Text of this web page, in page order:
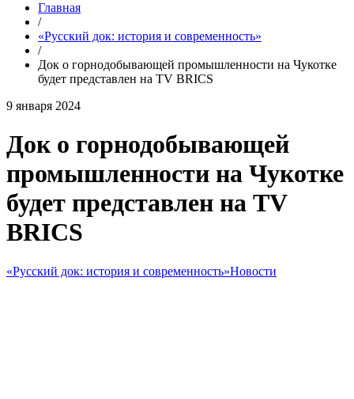
Главная
/
«Русский док: история и современность»
/
Док о горнодобывающей промышленности на Чукотке
будет представлен на TV BRICS
9 января 2024
Док о горнодобывающей
промышленности на Чукотке
будет представлен на TV
BRICS
«Русский док: история и современность»Новости